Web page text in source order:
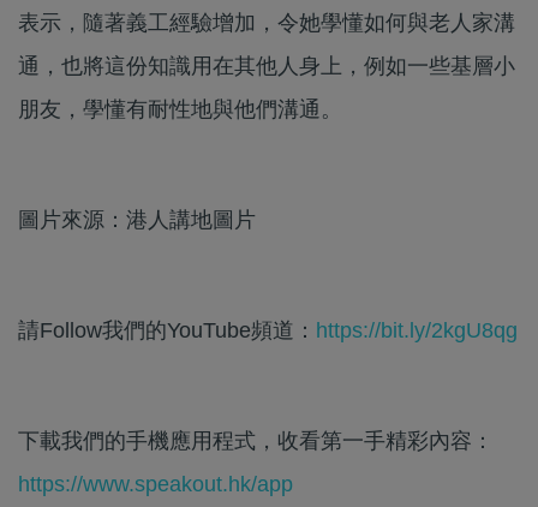
表示，隨著義工經驗增加，令她學懂如何與老人家溝
通，也將這份知識用在其他人身上，例如一些基層小
朋友，學懂有耐性地與他們溝通。
圖片來源：港人講地圖片
請Follow我們的YouTube頻道： https://bit.ly/2kgU8qg
下載我們的手機應用程式，收看第一手精彩內容：
https://www.speakout.hk/app